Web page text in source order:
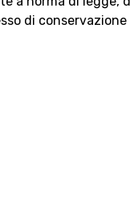
di conservazione